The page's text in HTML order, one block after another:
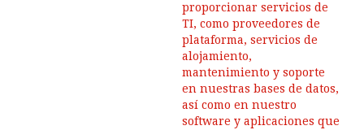
proporcionar servicios de
TI, como proveedores de
plataforma, servicios de
alojamiento,
mantenimiento y soporte
en nuestras bases de datos,
así como en nuestro
software y aplicaciones que